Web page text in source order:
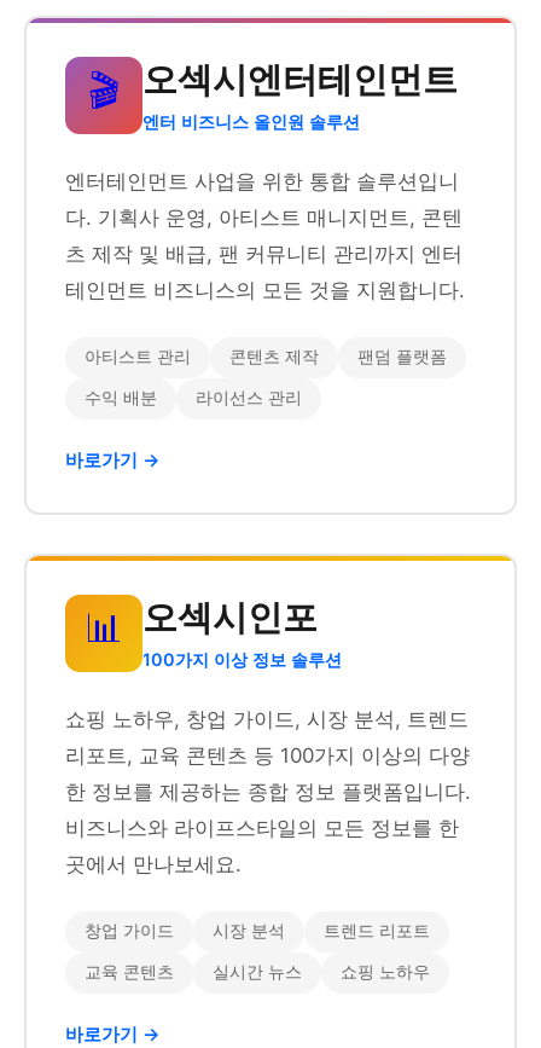
🎬 오섹시엔터테인먼트
엔터 비즈니스 올인원 솔루션
엔터테인먼트 사업을 위한 통합 솔루션입니
다. 기획사 운영, 아티스트 매니지먼트, 콘텐
츠 제작 및 배급, 팬 커뮤니티 관리까지 엔터
테인먼트 비즈니스의 모든 것을 지원합니다.
아티스트 관리 콘텐츠 제작 팬덤 플랫폼
수익 배분 라이선스 관리
바로가기 →
📊 오섹시인포
100가지 이상 정보 솔루션
쇼핑 노하우, 창업 가이드, 시장 분석, 트렌드
리포트, 교육 콘텐츠 등 100가지 이상의 다양
한 정보를 제공하는 종합 정보 플랫폼입니다.
비즈니스와 라이프스타일의 모든 정보를 한
곳에서 만나보세요.
창업 가이드 시장 분석 트렌드 리포트
교육 콘텐츠 실시간 뉴스 쇼핑 노하우
바로가기 →